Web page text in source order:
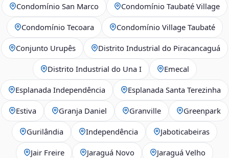
Condomínio San Marco Condomínio Taubaté Village
Condomínio Tecoara Condomínio Village Taubaté
Conjunto Urupês Distrito Industrial do Piracancaguá
Distrito Industrial do Una I Emecal
Esplanada Independência Esplanada Santa Terezinha
Estiva Granja Daniel Granville Greenpark
Gurilândia Independência Jaboticabeiras
Jair Freire Jaraguá Novo Jaraguá Velho